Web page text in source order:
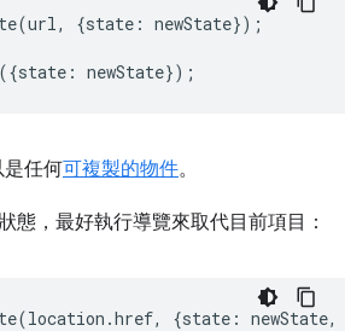
(url, {state : newState});
({state : newState});
是任何可複製的物件。
態，最好執行導覽來取代目前項目：
(location .href, {state : newState,